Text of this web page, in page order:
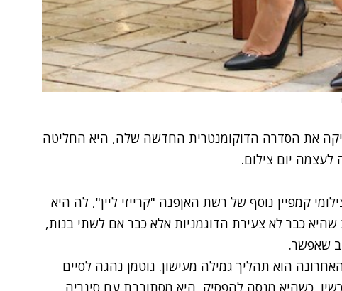
את הסדרה הדוקומנטרית החדשה שלה, היא החליטה
לעצמה יום צילום.
קמפיין נוסף של רשת האןפנה "קרייזי ליין", לה היא
כבר לא צעירת הדוגמניות אלא כבר אם לשתי בנות,
שאפשר.
הוא תהליך גמילה מעישון. גוטמן נהגה לסיים
כשהיא מנסה להפסיק, היא מסתובבת עם סיגריה